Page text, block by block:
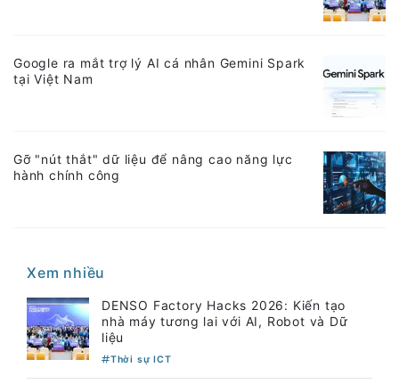
Google ra mắt trợ lý AI cá nhân Gemini Spark
tại Việt Nam
Gỡ "nút thắt" dữ liệu để nâng cao năng lực
hành chính công
Xem nhiều
DENSO Factory Hacks 2026: Kiến tạo
nhà máy tương lai với AI, Robot và Dữ
liệu
Thời sự ICT